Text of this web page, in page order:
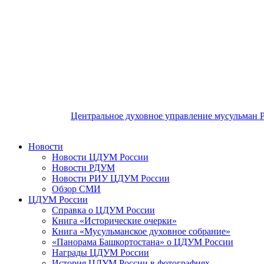
Центральное духовное управление мусульман
Новости
Новости ЦДУМ России
Новости РДУМ
Новости РИУ ЦДУМ России
Обзор СМИ
ЦДУМ России
Справка о ЦДУМ России
Книга «Исторические очерки»
Книга «Мусульманское духовное собрание»
«Панорама Башкортостана» о ЦДУМ России
Награды ЦДУМ России